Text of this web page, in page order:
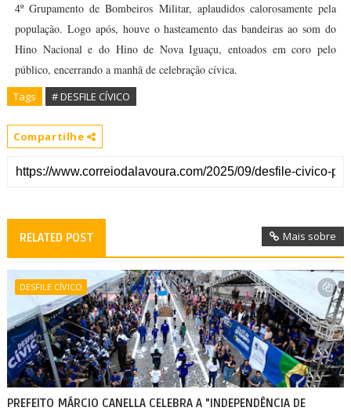
4º Grupamento de Bombeiros Militar, aplaudidos calorosamente pela
população. Logo após, houve o hasteamento das bandeiras ao som do
Hino Nacional e do Hino de Nova Iguaçu, entoados em coro pelo
público, encerrando a manhã de celebração cívica.
Tags # DESFILE CÍVICO
Compartilhe
RELATED POST Mais sobre
DESFILE CÍVICO
PREFEITO MÁRCIO CANELLA CELEBRA A "INDEPENDÊNCIA DE